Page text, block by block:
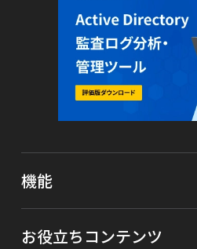
機能
お役立ちコンテンツ